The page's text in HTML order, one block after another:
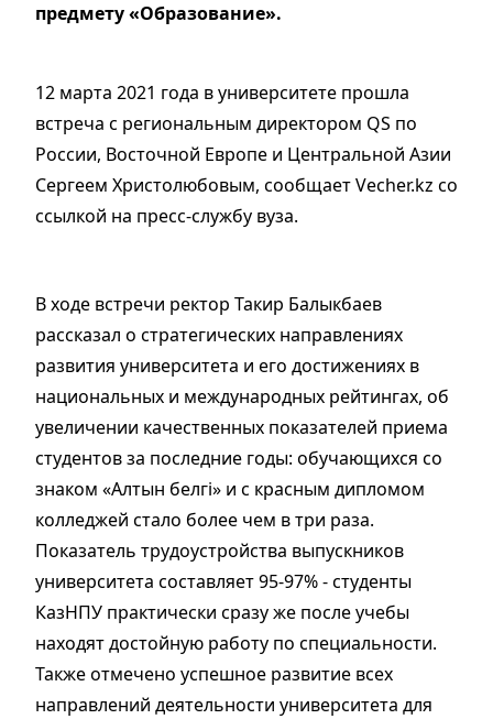
предмету «Образование».
12 марта 2021 года в университете прошла
встреча с региональным директором QS по
России, Восточной Европе и Центральной Азии
Сергеем Христолюбовым, сообщает Vecher.kz со
ссылкой на пресс-службу вуза.
В ходе встречи ректор Такир Балыкбаев
рассказал о стратегических направлениях
развития университета и его достижениях в
национальных и международных рейтингах, об
увеличении качественных показателей приема
студентов за последние годы: обучающихся со
знаком «Алтын белгі» и с красным дипломом
колледжей стало более чем в три раза.
Показатель трудоустройства выпускников
университета составляет 95-97% - студенты
КазНПУ практически сразу же после учебы
находят достойную работу по специальности.
Также отмечено успешное развитие всех
направлений деятельности университета для